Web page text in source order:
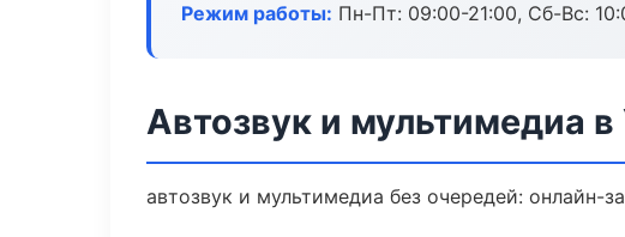
Режим работы: Пн-Пт: 09:00-21:00, Сб-Вс:
Автозвук и мультимедиа в
автозвук и мультимедиа без очередей: онлайн-